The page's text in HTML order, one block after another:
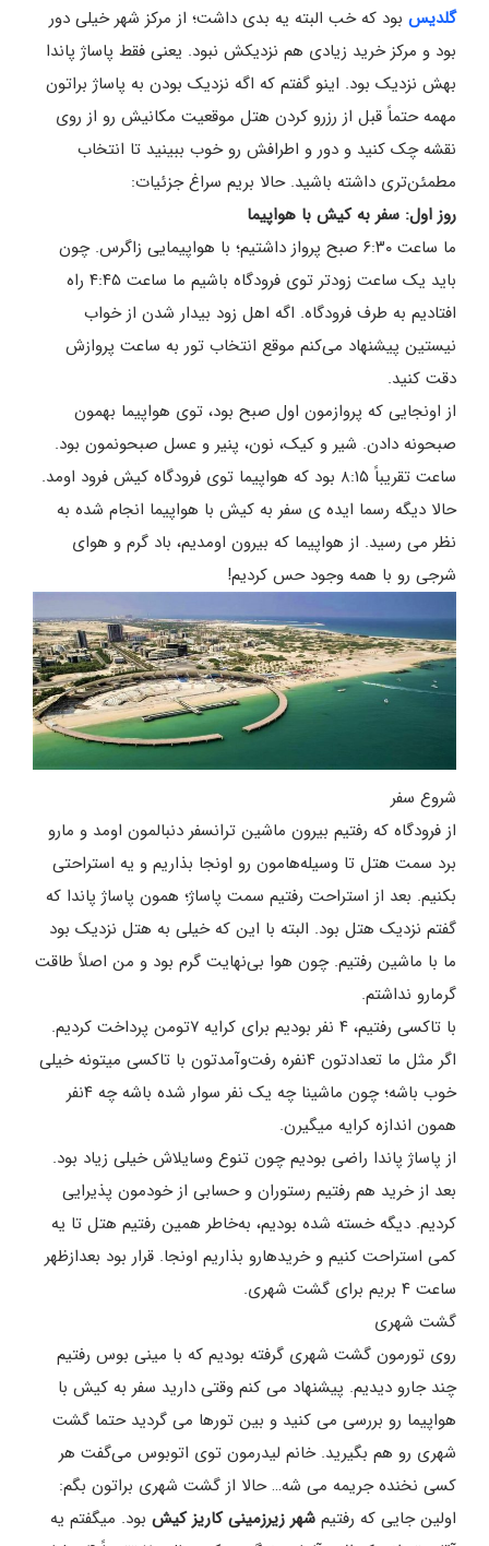
گلدیسبود که خب البته یه بدی داشت؛ از مرکز شهر خیلی دور
بود و مرکز خرید زیادی هم نزدیکش نبود. یعنی فقط پاساژ پاندا
بهش نزدیک بود. اینو گفتم که اگه نزدیک بودن به پاساژ براتون
مهمه حتماً قبل از رزرو کردن هتل موقعیت مکانیش رو از روی
نقشه چک کنید و دور و اطرافش رو خوب ببینید تا انتخاب
مطمئن‌تری داشته باشید. حالا بریم سراغ جزئیات:
روز اول: سفر به کیش با هواپیما
ما ساعت ۶:۳۰ صبح پرواز داشتیم؛ با هواپیمایی زاگرس. چون
باید یک ساعت زودتر توی فرودگاه باشیم ما ساعت ۴:۴۵ راه
افتادیم به طرف فرودگاه. اگه اهل زود بیدار شدن از خواب
نیستین پیشنهاد می‌کنم موقع انتخاب تور به ساعت پروازش
دقت کنید.
از اونجایی که پروازمون اول صبح بود، توی هواپیما بهمون
صبحونه دادن. شیر و کیک، نون، پنیر و عسل صبحونمون بود.
ساعت تقریباً ۸:۱۵ بود که هواپیما توی فرودگاه کیش فرود اومد.
حالا دیگه رسما ایده ی سفر به کیش با هواپیما انجام شده به
نظر می رسید. از هواپیما که بیرون اومدیم، باد گرم و هوای
شرجی رو با همه وجود حس کردیم!
شروع سفر
از فرودگاه که رفتیم بیرون ماشین ترانسفر دنبالمون اومد و مارو
برد سمت هتل تا وسیله‌هامون رو اونجا بذاریم و یه استراحتی
بکنیم. بعد از استراحت رفتیم سمت پاساژ؛ همون پاساژ پاندا که
گفتم نزدیک هتل بود. البته با این که خیلی به هتل نزدیک بود
ما با ماشین رفتیم. چون هوا بی‌نهایت گرم بود و من اصلاً طاقت
گرمارو نداشتم.
با تاکسی رفتیم، ۴ نفر بودیم برای کرایه ۷تومن پرداخت کردیم.
اگر مثل ما تعدادتون ۴نفره رفت‌وآمدتون با تاکسی میتونه خیلی
خوب باشه؛ چون ماشینا چه یک نفر سوار شده باشه چه ۴نفر
همون اندازه کرایه میگیرن.
از پاساژ پاندا راضی بودیم چون تنوع وسایلاش خیلی زیاد بود.
بعد از خرید هم رفتیم رستوران و حسابی از خودمون پذیرایی
کردیم. دیگه خسته شده بودیم، به‌خاطر همین رفتیم هتل تا یه
کمی استراحت کنیم و خریدهارو بذاریم اونجا. قرار بود بعدازظهر
ساعت ۴ بریم برای گشت شهری.
گشت شهری
روی تورمون گشت شهری گرفته بودیم که با مینی بوس رفتیم
چند جارو دیدیم. پیشنهاد می کنم وقتی دارید سفر به کیش با
هواپیما رو بررسی می کنید و بین تورها می گردید حتما گشت
شهری رو هم بگیرید. خانم لیدرمون توی اتوبوس می‌گفت هر
کسی نخنده جریمه می شه… حالا از گشت شهری براتون بگم:
اولین جایی که رفتیم شهر زیرزمینی کاریز کیشبود. میگفتم یه